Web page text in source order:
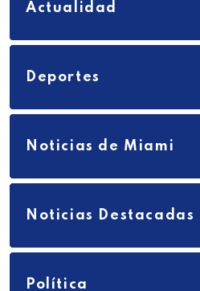
Actualidad
Deportes
Noticias de Miami
Noticias Destacadas
Política